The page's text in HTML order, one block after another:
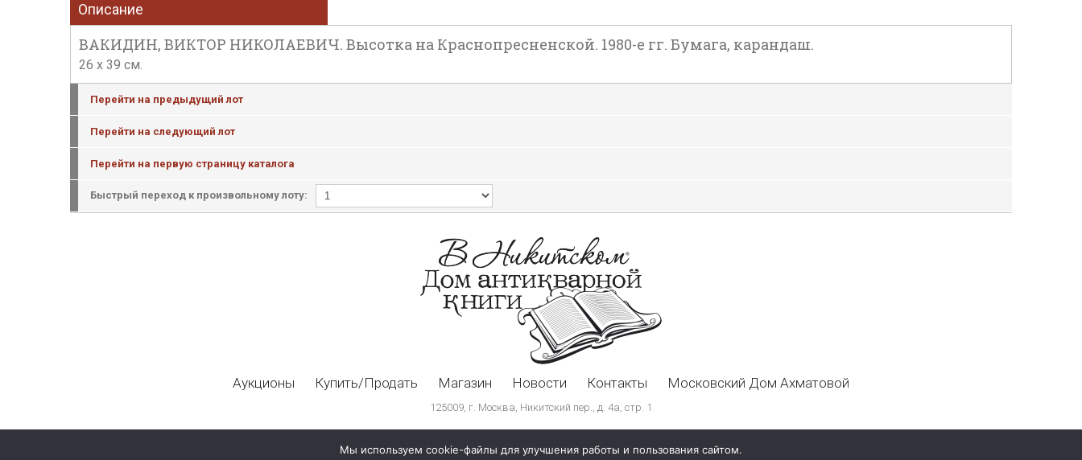
Описание
ВАКИДИН, ВИКТОР НИКОЛАЕВИЧ. Высотка на Краснопресненской. 1980-е гг. Бумага, карандаш.
26 х 39 см.
Перейти на предыдущий лот
Перейти на следующий лот
Перейти на первую страницу каталога
Быстрый переход к произвольному лоту:
Аукционы Купить/Продать Магазин Новости Контакты Московский Дом Ахматовой
125009, г. Москва, Никитский пер., д. 4а, стр. 1
Мы используем cookie-файлы для улучшения работы и пользования сайтом.